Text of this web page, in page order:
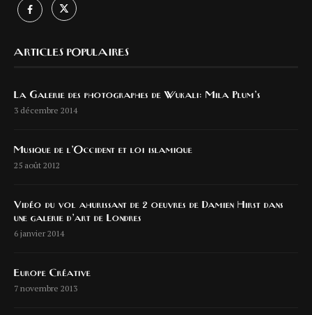
ARTICLES POPULAIRES
La Galerie des photographes de Wukali: Mila Plum’s
3 décembre 2014
Musique de l’Occident et loi islamique
25 août 2012
Vidéo du vol ahurissant de 2 oeuvres de Damien Hirst dans
une galerie d’art de Londres
6 janvier 2014
Europe Créative
7 novembre 2013